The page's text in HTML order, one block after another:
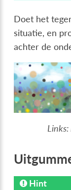
Doet het
situatie, en
achter de
Links:
Hint